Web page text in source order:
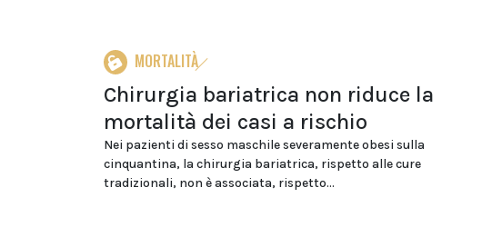
MORTALITÀ
Chirurgia bariatrica non riduce la
mortalità dei casi a rischio
Nei pazienti di sesso maschile severamente obesi sulla
cinquantina, la chirurgia bariatrica, rispetto alle cure
tradizionali, non è associata, rispetto...